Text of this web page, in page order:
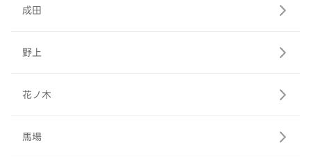
成田
野上
花ノ木
馬場